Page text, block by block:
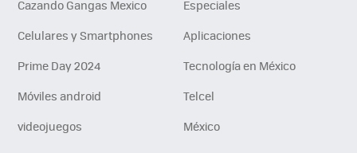
Cazando Gangas Mexico
Especiales
Celulares y Smartphones
Aplicaciones
Prime Day 2024
Tecnología en México
Móviles android
Telcel
videojuegos
México